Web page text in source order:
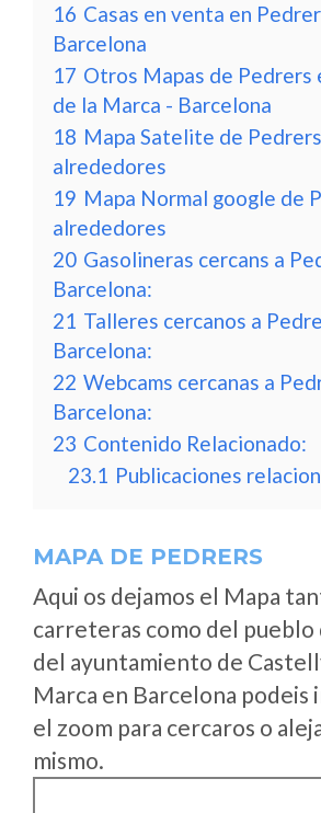
16 Casas en venta en
Barcelona
17 Otros Mapas de Pedrers
de la Marca - Barcelona
18 Mapa Satelite de
alrededores
19 Mapa Normal google de
alrededores
20 Gasolineras cercans a
Barcelona:
21 Talleres cercanos a
Barcelona:
22 Webcams cercanas a
Barcelona:
23 Contenido Relacionado:
23.1 Publicaciones
MAPA DE PEDRERS
Aqui os dejamos el Mapa
carreteras como del pueblo
del ayuntamiento de
Marca en Barcelona podeis
el zoom para cercaros o
mismo.